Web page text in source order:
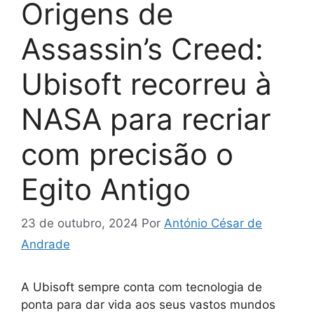
Origens de
Assassin’s Creed:
Ubisoft recorreu à
NASA para recriar
com precisão o
Egito Antigo
23 de outubro, 2024 Por António César de
Andrade
A Ubisoft sempre conta com tecnologia de
ponta para dar vida aos seus vastos mundos